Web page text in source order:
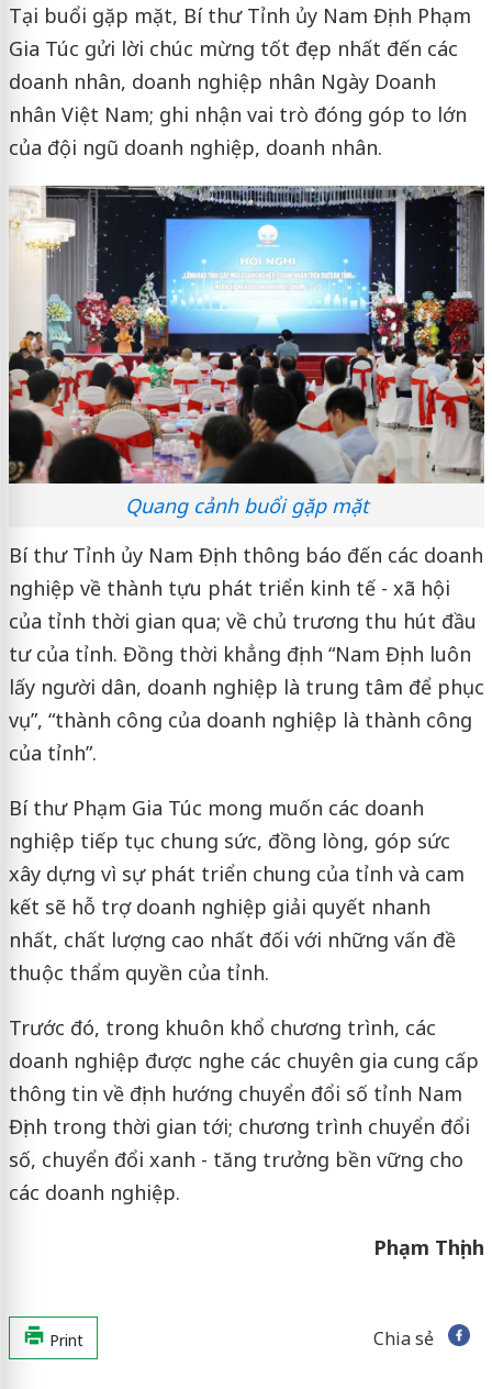
Tại buổi gặp mặt, Bí thư Tỉnh ủy Nam Định Phạm
Gia Túc gửi lời chúc mừng tốt đẹp nhất đến các
doanh nhân, doanh nghiệp nhân Ngày Doanh
nhân Việt Nam; ghi nhận vai trò đóng góp to lớn
của đội ngũ doanh nghiệp, doanh nhân.
Quang cảnh buổi gặp mặt
Bí thư Tỉnh ủy Nam Định thông báo đến các doanh
nghiệp về thành tựu phát triển kinh tế - xã hội
của tỉnh thời gian qua; về chủ trương thu hút đầu
tư của tỉnh. Đồng thời khẳng định “Nam Định luôn
lấy người dân, doanh nghiệp là trung tâm để phục
vụ”, “thành công của doanh nghiệp là thành công
của tỉnh”.
Bí thư Phạm Gia Túc mong muốn các doanh
nghiệp tiếp tục chung sức, đồng lòng, góp sức
xây dựng vì sự phát triển chung của tỉnh và cam
kết sẽ hỗ trợ doanh nghiệp giải quyết nhanh
nhất, chất lượng cao nhất đối với những vấn đề
thuộc thẩm quyền của tỉnh.
Trước đó, trong khuôn khổ chương trình, các
doanh nghiệp được nghe các chuyên gia cung cấp
thông tin về định hướng chuyển đổi số tỉnh Nam
Định trong thời gian tới; chương trình chuyển đổi
số, chuyển đổi xanh - tăng trưởng bền vững cho
các doanh nghiệp.
Phạm Thịnh
Print Chia sẻ